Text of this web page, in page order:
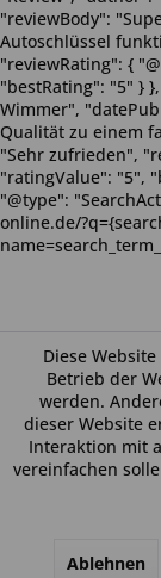
Diese
Betrieb der
werden.
dieser Website
Interaktion mit
vereinfachen
Ablehnen
"reviewBody":
Autoschlüssel
"reviewRating": {
"bestRating": "5" }
Wimmer",
Qualität zu einem
"Sehr zufrieden",
"ratingValue": "5",
"@type":
online.de/